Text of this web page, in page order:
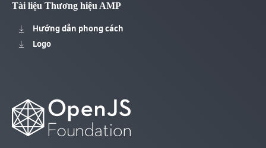
Tài liệu Thương hiệu AMP
Hướng dẫn phong cách
Logo